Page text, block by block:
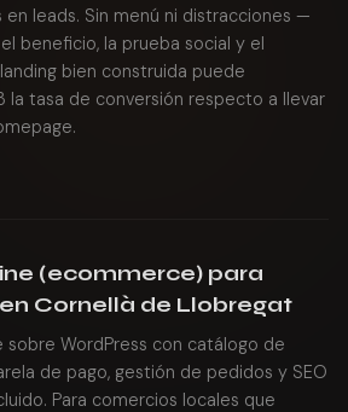
en leads. Sin menú ni distracciones —
beneficio, la prueba social y el
bien construida puede
la tasa de conversión respecto a llevar
(ecommerce) para
Cornellà de Llobregat
sobre WordPress con catálogo de
de pago, gestión de pedidos y SEO
Para comercios locales que